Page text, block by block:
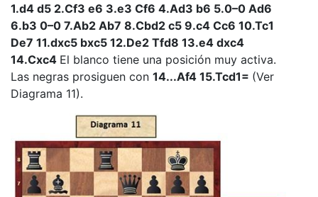
1.d4 d5 2.Cf3 e6 3.e3 Cf6 4.Ad3 b6 5.0–0 Ad6
6.b3 0–0 7.Ab2 Ab7 8.Cbd2 c5 9.c4 Cc6 10.Tc1
De7 11.dxc5 bxc5 12.De2 Tfd8 13.e4 dxc4
14.Cxc4 El blanco tiene una posición muy activa.
Las negras prosiguen con 14...Af4 15.Tcd1= (Ver
Diagrama 11).